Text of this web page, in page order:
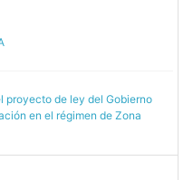
proyecto de ley del Gobierno
en el régimen de Zona